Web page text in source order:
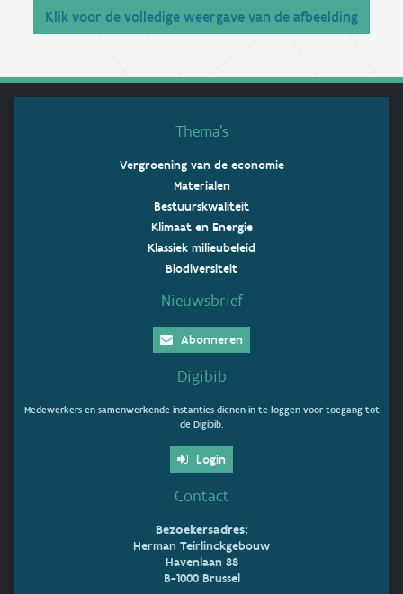
Klik voor de volledige weergave van de afbeelding
Thema’s
Vergroening van de economie
Materialen
Bestuurskwaliteit
Klimaat en Energie
Klassiek milieubeleid
Biodiversiteit
Nieuwsbrief
Abonneren
Digibib
Medewerkers en samenwerkende instanties dienen in te loggen voor toegang tot
de Digibib.
Login
Contact
Bezoekersadres:
Herman Teirlinckgebouw
Havenlaan 88
B-1000 Brussel